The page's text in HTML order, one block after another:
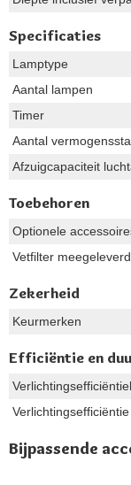
Specificaties
Lamptype
Aantal lampen
Timer
Aantal
Afzuigcapaciteit
Toebehoren
Optionele
Vetfilter meegeleverd
Zekerheid
Keurmerken
Efficiëntie en
Verlichtingsefficiëntie
Bijpassende